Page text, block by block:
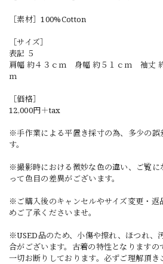
［素材］100%Cotton
［サイズ］
表記 ５
肩幅 約４３ｃｍ 身幅 約５１ｃｍ 袖丈
ｍ
［価格］
12,000円＋tax
※手作業による平置き採寸の為、多少の誤
す。
※撮影時における微妙な色の違い、ご覧に
って色目の差異がございます。
※ご購入後のキャンセルやサイズ変更・返
めご了承くださいませ。
※USED品のため、小傷や擦れ、ほつれ、
合がございます。古着の特性となります
一切お断りしております。必ずご理解頂き